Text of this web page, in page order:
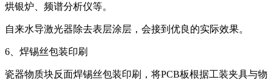
烘银炉、频谱分析仪等。
自来水导激光器除去表层涂层，会接到优良的实际效果。
6、焊锡丝包装印刷
瓷器物质块反面焊锡丝包装印刷，将PCB板根据工装夹具与物